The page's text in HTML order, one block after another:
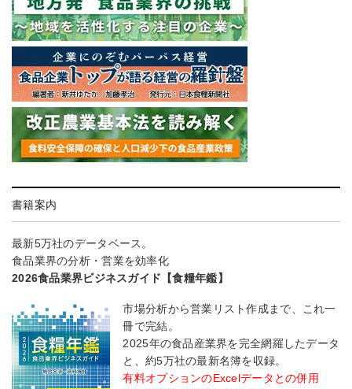
書籍案内
最新5万社のデータベース。
食品業界の分析・営業を効率化
2026食品業界ビジネスガイド【食糧年鑑】
市場分析から営業リスト作成まで、これ一
冊で完結。
2025年の食品産業界を完全網羅したデータ
と、約5万社の最新名簿を収録。
有料オプションのExcelデータとの併用